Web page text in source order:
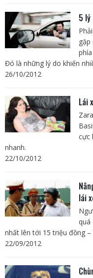
5 lý
gặp
Đó là những lý do khiến
26/10/2012
Lái
cực
nhanh.
22/10/2012
lái
quá
nhất lên tới 15 triệu đồng
22/09/2012